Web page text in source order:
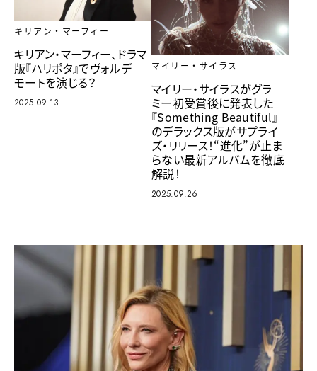
キリアン・マーフィー
キリアン・マーフィー、ドラマ
版『ハリポタ』でヴォルデ
モートを演じる？
2025.09.13
マイリー・サイラス
マイリー・サイラスがグラ
ミー初受賞後に発表した
『Something Beautiful』
のデラックス版がサプライ
ズ・リリース！“進化”が止ま
らない最新アルバムを徹底
解説！
2025.09.26